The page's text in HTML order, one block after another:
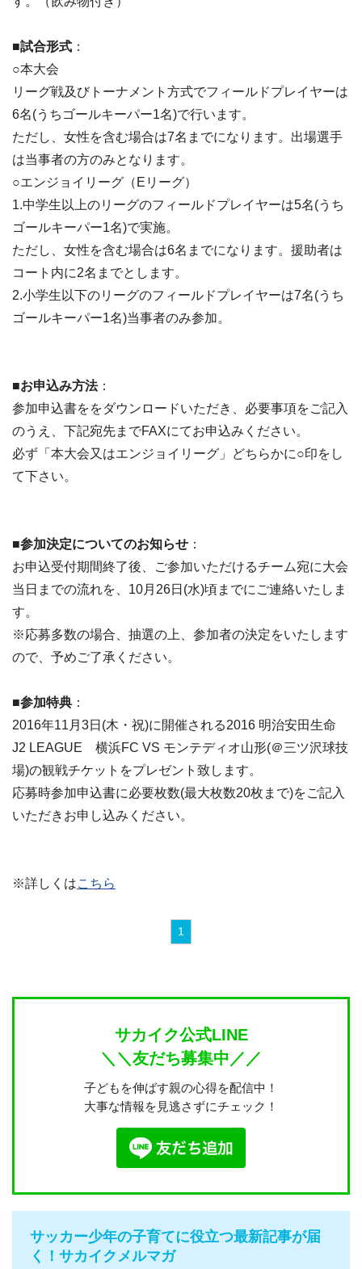
■試合形式 ：
○本大会
リーグ戦及びトーナメント方式でフィールドプレイヤーは
6名(うちゴールキーパー1名)で行います。
ただし、女性を含む場合は7名までになります。出場選手
は当事者の方のみとなります。
○エンジョイリーグ（Eリーグ）
1.中学生以上のリーグのフィールドプレイヤーは5名(うち
ゴールキーパー1名)で実施。
ただし、女性を含む場合は6名までになります。援助者は
コート内に2名までとします。
2.小学生以下のリーグのフィールドプレイヤーは7名(うち
ゴールキーパー1名)当事者のみ参加。
■お申込み方法：
参加申込書ををダウンロードいただき、必要事項をご記入
のうえ、下記宛先までFAXにてお申込みください。
必ず「本大会又はエンジョイリーグ」どちらかに○印をし
て下さい。
■参加決定についてのお知らせ ：
お申込受付期間終了後、ご参加いただけるチーム宛に大会
当日までの流れを、10月26日(水)頃までにご連絡いたしま
す。
※応募多数の場合、抽選の上、参加者の決定をいたします
ので、予めご了承ください。
■参加特典 ：
2016年11月3日(木・祝)に開催される2016 明治安田生命
J2 LEAGUE 横浜FC VS モンテディオ山形(＠三ツ沢球技
場)の観戦チケットをプレゼント致します。
応募時参加申込書に必要枚数(最大枚数20枚まで)をご記入
いただきお申し込みください。
※詳しくはこちら
1
サカイク公式LINE
＼＼友だち募集中／／
子どもを伸ばす親の心得を配信中！
大事な情報を見逃さずにチェック！
サッカー少年の子育てに役立つ最新記事が届
く！サカイクメルマガ